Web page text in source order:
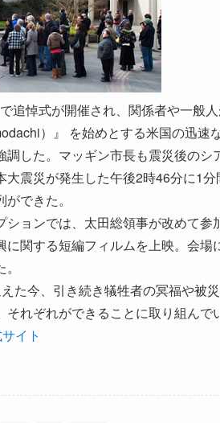
追悼式が開催され、関係者や一般
）』 を始めとする米国の迅速
調した。マッギン市長も震災後の
大震災が発生した午後2時46分に1
できた。
ションでは、太田総領事が改めて
に関する短編フィルムを上映。会
た今、引き続き犠牲者の冥福や被
れぞれができることに取り組んで
イト